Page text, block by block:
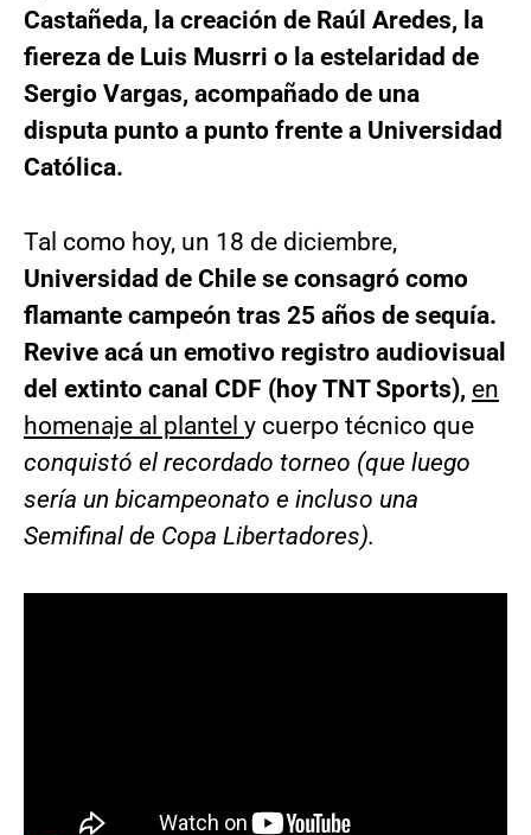
Castañeda, la creación de Raúl Aredes, la
fiereza de Luis Musrri o la estelaridad de
Sergio Vargas, acompañado de una
disputa punto a punto frente a Universidad
Católica.
Tal como hoy, un 18 de diciembre,
Universidad de Chile se consagró como
flamante campeón tras 25 años de sequía.
Revive acá un emotivo registro audiovisual
del extinto canal CDF (hoy TNT Sports), en
homenaje al plantel y cuerpo técnico que
conquistó el recordado torneo (que luego
sería un bicampeonato e incluso una
Semifinal de Copa Libertadores).